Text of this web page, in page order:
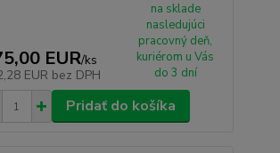
EUR/ks
EUR bez DPH
na sklade
nasledujúci
pracovný deň,
kuriérom u Vás
do 3 dní
Pridať do košíka